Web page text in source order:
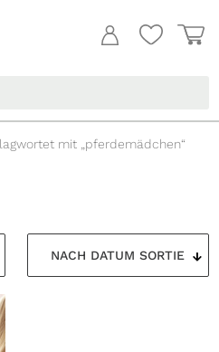
mit „pferdemädchen“